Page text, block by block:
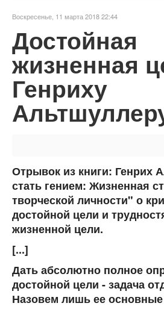
Воскресенье, 11 марта 2018 22:44
Достойная
жизненная
Генриху
Отрывок из книги: Генрих
стать гением: Жизненная
творческой личности" о
достойной цели и
жизненной цели.
[...]
Дать абсолютно полное
достойной цели - задача
Назовем лишь ее основные